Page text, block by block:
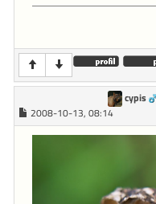
cypis
2008-10-13, 08:14